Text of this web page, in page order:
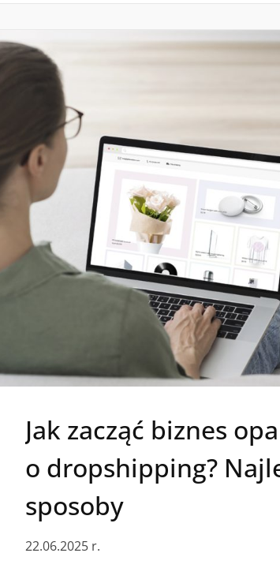
na to, by Twoja firma działała […]
Jak zacząć biznes
o dropshipping?
sposoby
22.06.2025 r.